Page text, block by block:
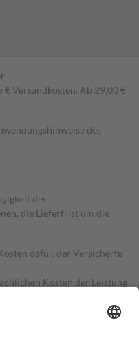
Versandkosten. Ab 29,00 €
des
der
die Lieferfrist um die
dafür, der Versicherte
Kosten der Leistung